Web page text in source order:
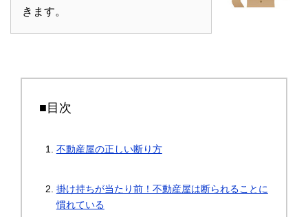
きます。
■目次
不動産屋の正しい断り方
掛け持ちが当たり前！不動産屋は断られることに
慣れている